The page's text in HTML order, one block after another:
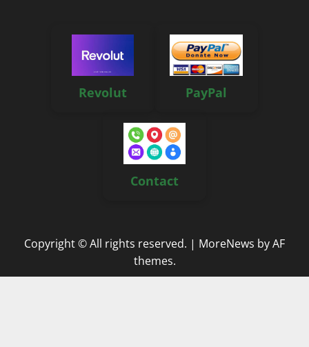
Revolut PayPal
Contact
Copyright © All rights reserved. | MoreNews by AF
themes.